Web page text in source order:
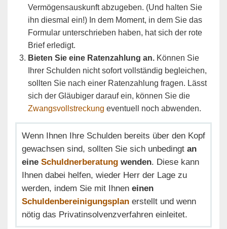
Vermögensauskunft abzugeben. (Und halten Sie
ihn diesmal ein!) In dem Moment, in dem Sie das
Formular unterschrieben haben, hat sich der rote
Brief erledigt.
Bieten Sie eine Ratenzahlung an. Können Sie
Ihrer Schulden nicht sofort vollständig begleichen,
sollten Sie nach einer Ratenzahlung fragen. Lässt
sich der Gläubiger darauf ein, können Sie die
Zwangsvollstreckung eventuell noch abwenden.
Wenn Ihnen Ihre Schulden bereits über den Kopf
gewachsen sind, sollten Sie sich unbedingt an
eine Schuldnerberatung wenden. Diese kann
Ihnen dabei helfen, wieder Herr der Lage zu
werden, indem Sie mit Ihnen einen
Schuldenbereinigungsplan erstellt und wenn
nötig das Privatinsolvenzverfahren einleitet.